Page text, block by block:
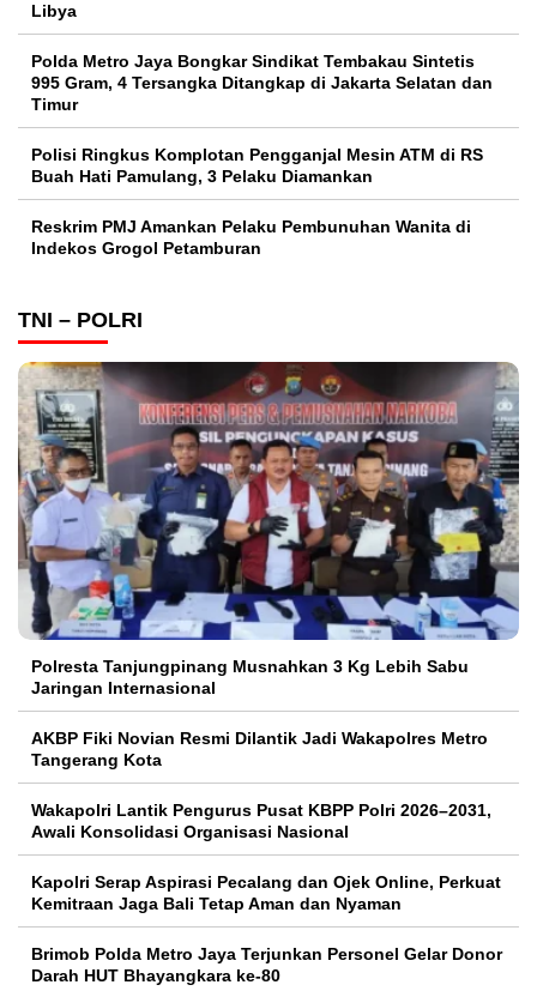
Libya
Polda Metro Jaya Bongkar Sindikat Tembakau Sintetis
995 Gram, 4 Tersangka Ditangkap di Jakarta Selatan dan
Timur
Polisi Ringkus Komplotan Pengganjal Mesin ATM di RS
Buah Hati Pamulang, 3 Pelaku Diamankan
Reskrim PMJ Amankan Pelaku Pembunuhan Wanita di
Indekos Grogol Petamburan
TNI – POLRI
Polresta Tanjungpinang Musnahkan 3 Kg Lebih Sabu
Jaringan Internasional
AKBP Fiki Novian Resmi Dilantik Jadi Wakapolres Metro
Tangerang Kota
Wakapolri Lantik Pengurus Pusat KBPP Polri 2026–2031,
Awali Konsolidasi Organisasi Nasional
Kapolri Serap Aspirasi Pecalang dan Ojek Online, Perkuat
Kemitraan Jaga Bali Tetap Aman dan Nyaman
Brimob Polda Metro Jaya Terjunkan Personel Gelar Donor
Darah HUT Bhayangkara ke-80